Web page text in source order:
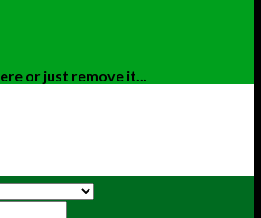
or just remove it...